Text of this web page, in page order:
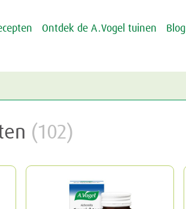
Ontdek de A.Vogel tuinen Blog
(102)